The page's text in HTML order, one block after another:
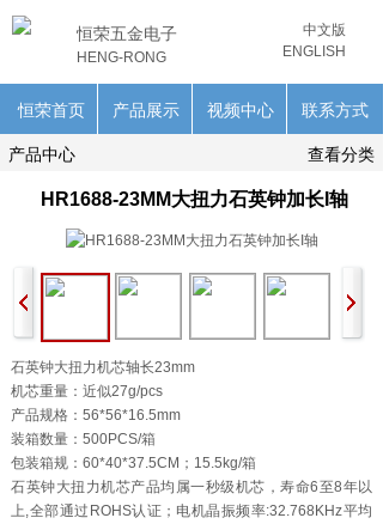
中文版
ENGLISH
恒荣五金电子
HENG-RONG
恒荣首页 产品展示 视频中心 联系方式
产品中心 查看分类
HR1688-23MM大扭力石英钟加长I轴
石英钟大扭力机芯轴长23mm
机芯重量：近似27g/pcs
产品规格：56*56*16.5mm
装箱数量：500PCS/箱
包装箱规：60*40*37.5CM；15.5kg/箱
石英钟大扭力机芯产品均属一秒级机芯，寿命6至8年以
上,全部通过ROHS认证；电机晶振频率:32.768KHz平均